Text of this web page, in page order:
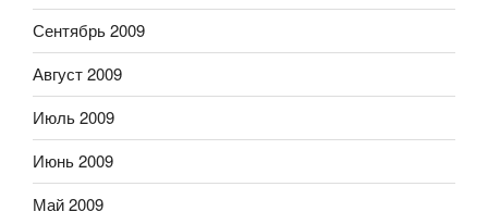
Сентябрь 2009
Август 2009
Июль 2009
Июнь 2009
Май 2009